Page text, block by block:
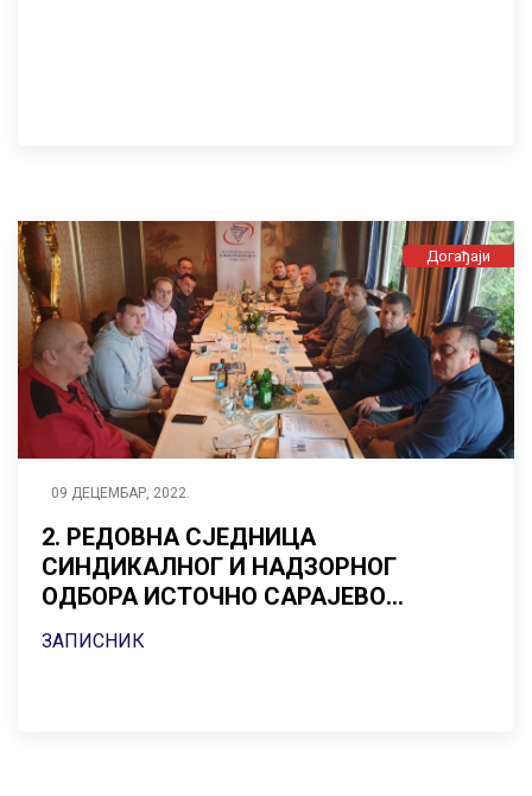
Догађаји
09 ДЕЦЕМБАР, 2022.
2. РЕДОВНА СЈЕДНИЦА
СИНДИКАЛНОГ И НАДЗОРНОГ
ОДБОРА ИСТОЧНО САРАЈЕВО
ЗАПИСНИК